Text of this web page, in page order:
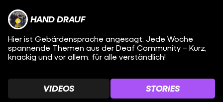
HAND DRAUF
Hier ist Gebärdensprache angesagt: Jede Woche
spannende Themen aus der Deaf Community – Kurz,
knackig und vor allem: für alle verständlich!
VIDEOS STORIES